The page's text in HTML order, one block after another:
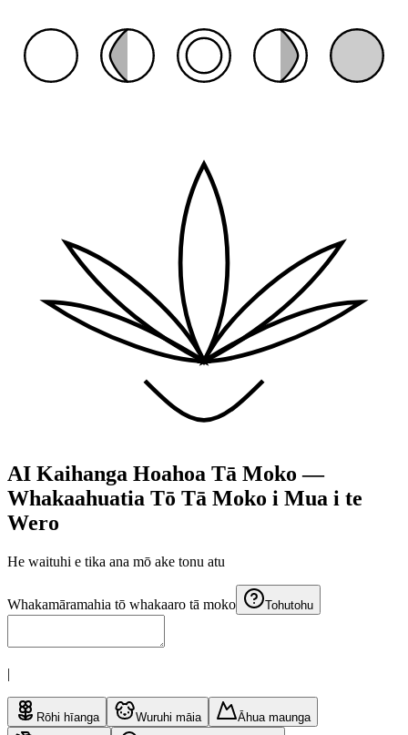
AI Kaihanga Hoahoa Tā Moko —
Whakaahuatia Tō Tā Moko i Mua i te
Wero
He waituhi e tika ana mō ake tonu atu
Whakamāramahia tō whakaaro tā moko Tohutohu
|
Rōhi hīanga Wuruhi māia Āhua maunga